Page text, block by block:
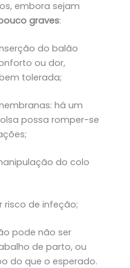
embora sejam
graves:
do balão
ou dor,
tolerada;
há um
possa romper-se
do colo
risco de infeção;
pode não ser
de parto, ou
do que o esperado.